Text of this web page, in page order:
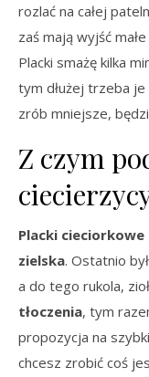
rozlać na całej
zaś mają wyjść
Placki smażę kilka
tym dłużej trzeba je
zrób mniejsze,
Z czym
Placki cieciorkowe
zielska. Ostatnio
a do tego rukola,
tłoczenia, tym
propozycja na
chcesz zrobić coś